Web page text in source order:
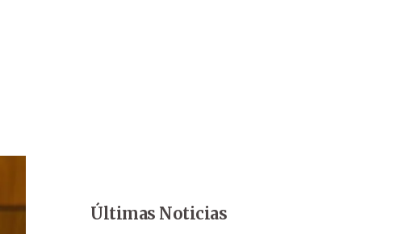
Últimas Noticias